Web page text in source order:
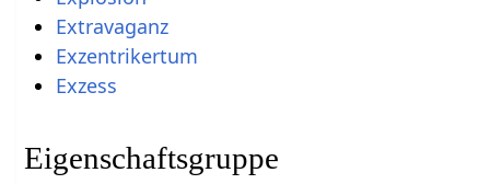
Extravaganz
Exzentrikertum
Exzess
Eigenschaftsgruppe